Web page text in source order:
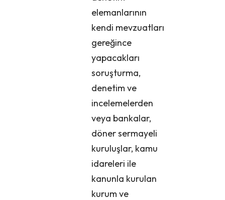
elemanlarının
kendi mevzuatları
gereğince
yapacakları
soruşturma,
denetim ve
incelemelerden
veya bankalar,
döner sermayeli
kuruluşlar, kamu
idareleri ile
kanunla kurulan
kurum ve